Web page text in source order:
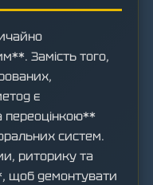
Замість того,
є
систем.
риторику та
щоб демонтувати